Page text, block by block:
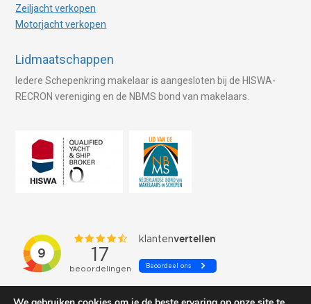
Zeiljacht verkopen
Motorjacht verkopen
Lidmaatschappen
Iedere Schepenkring makelaar is aangesloten bij de HISWA-
RECRON vereniging en de NBMS bond van makelaars.